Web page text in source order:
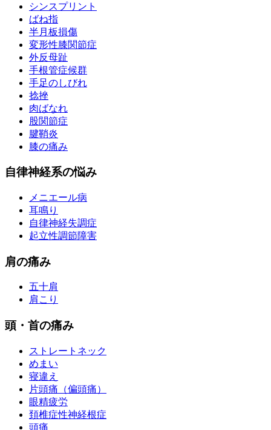
シンスプリント
ばね指
半月板損傷
変形性膝関節症
外反母趾
手根管症候群
手足のしびれ
捻挫
肉ばなれ
股関節症
腱鞘炎
膝の痛み
自律神経系の悩み
メニエール病
耳鳴り
自律神経失調症
起立性調節障害
肩の痛み
五十肩
肩こり
頭・首の痛み
ストレートネック
めまい
寝違え
片頭痛（偏頭痛）
眼精疲労
頚椎症性神経根症
頭痛